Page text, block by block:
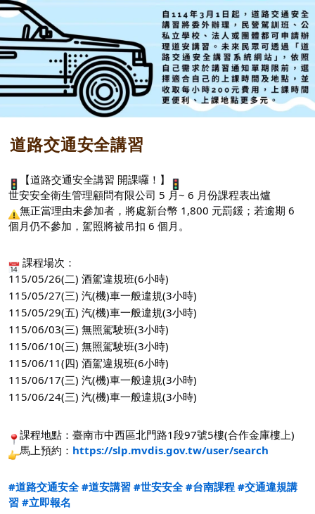
道路交通安全講習
【道路交通安全講習 開課囉！】
世安安全衛生管理顧問有限公司 5 月~ 6 月份課程表出爐
無正當理由未參加者，將處新台幣 1,800 元罰鍰；若逾期 6
個月仍不參加，駕照將被吊扣 6 個月。
課程場次：
115/05/26(二) 酒駕違規班(6小時)
115/05/27(三) 汽(機)車一般違規(3小時)
115/05/29(五) 汽(機)車一般違規(3小時)
115/06/03(三) 無照駕駛班(3小時)
115/06/10(三) 無照駕駛班(3小時)
115/06/11(四) 酒駕違規班(6小時)
115/06/17(三) 汽(機)車一般違規(3小時)
115/06/24(三) 汽(機)車一般違規(3小時)
課程地點：臺南市中西區北門路1段97號5樓(合作金庫樓上)
馬上預約： https://slp.mvdis.gov.tw/user/search
#道路交通安全 #道安講習 #世安安全 #台南課程 #交通違規講
習 #立即報名